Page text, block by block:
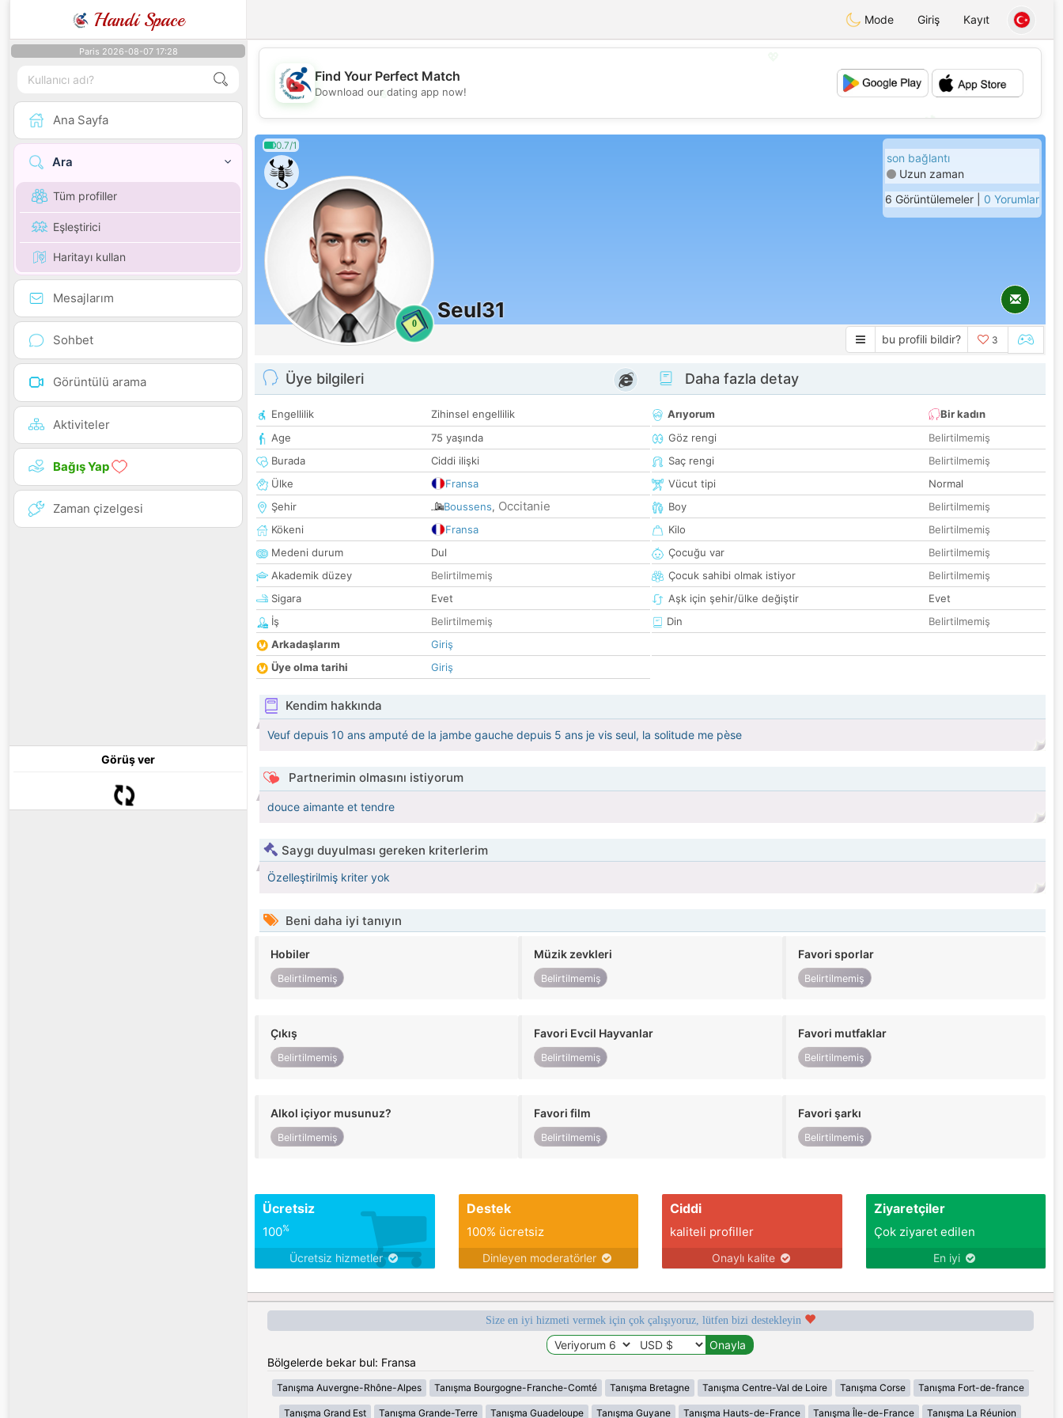
Handi Space Mode Giriş Kayıt
Paris 2026-08-07 17:28
Ana Sayfa
Ara
Tüm profiller
Eşleştirici
Haritayı kullan
Mesajlarım
Sohbet
Görüntülü arama
Aktiviteler
Bağış Yap
Zaman çizelgesi
Görüş ver
💖
Find Your Perfect Match
Download our dating app now!
0.7/1
0
Seul31
son bağlantı
Uzun zaman
6 Görüntülemeler | 0 Yorumlar
bu profili bildir? 3
Üye bilgileri
Engellilik
Zihinsel engellilik
Age
75 yaşında
Burada
Ciddi ilişki
Ülke
Fransa
Şehir
Boussens, Occitanie
Kökeni
Fransa
Medeni durum
Dul
Akademik düzey
Belirtilmemiş
Sigara
Evet
İş
Belirtilmemiş
Arkadaşlarım
Giriş
Üye olma tarihi
Giriş
Daha fazla detay
Arıyorum
Bir kadın
Göz rengi
Belirtilmemiş
Saç rengi
Belirtilmemiş
Vücut tipi
Normal
Boy
Belirtilmemiş
Kilo
Belirtilmemiş
Çocuğu var
Belirtilmemiş
Çocuk sahibi olmak istiyor
Belirtilmemiş
Aşk için şehir/ülke değiştir
Evet
Din
Belirtilmemiş
Kendim hakkında
Veuf depuis 10 ans amputé de la jambe gauche depuis 5 ans je vis seul, la solitude me pèse
Partnerimin olmasını istiyorum
douce aimante et tendre
Saygı duyulması gereken kriterlerim
Özelleştirilmiş kriter yok
Beni daha iyi tanıyın
Hobiler
Belirtilmemiş
Müzik zevkleri
Belirtilmemiş
Favori sporlar
Belirtilmemiş
Çıkış
Belirtilmemiş
Favori Evcil Hayvanlar
Belirtilmemiş
Favori mutfaklar
Belirtilmemiş
Alkol içiyor musunuz?
Belirtilmemiş
Favori film
Belirtilmemiş
Favori şarkı
Belirtilmemiş
Ücretsiz
100%
Ücretsiz hizmetler
Destek
100% ücretsiz
Dinleyen moderatörler
Ciddi
kaliteli profiller
Onaylı kalite
Ziyaretçiler
Çok ziyaret edilen
En iyi
Size en iyi hizmeti vermek için çok çalışıyoruz, lütfen bizi destekleyin
Bölgelerde bekar bul: Fransa
Tanışma Auvergne-Rhône-Alpes Tanışma Bourgogne-Franche-Comté Tanışma Bretagne Tanışma Centre-Val de Loire Tanışma Corse Tanışma Fort-de-france
Tanışma Grand Est Tanışma Grande-Terre Tanışma Guadeloupe Tanışma Guyane Tanışma Hauts-de-France Tanışma Île-de-France Tanışma La Réunion